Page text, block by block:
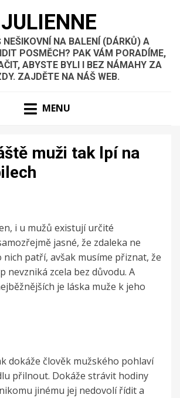
JULIENNE
NEŠIKOVNÍ NA BALENÍ (DÁRKŮ) A
POSMĚCH? PAK VÁM PORADÍME,
ABYSTE BYLI I BEZ NÁMAHY ZA
ZAJDĚTE NA NÁŠ WEB.
MENU
muži tak lpí na
i u mužů existují určité
jasné, že zdaleka ne
nich patří, avšak musíme přiznat, že
nevzniká zcela bez důvodu. A
je láska muže k jeho
dokáže člověk mužského pohlaví
přilnout. Dokáže strávit hodiny
jinému jej nedovolí řídit a